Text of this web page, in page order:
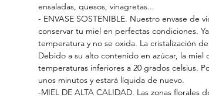
ensaladas, quesos, vinagretas...
- ENVASE SOSTENIBLE. Nuestro envase de
conservar tu miel en perfectas condiciones.
temperatura y no se oxida. La cristalización
Debido a su alto contenido en azúcar, la miel
temperaturas inferiores a 20 grados celsius.
unos minutos y estará líquida de nuevo.
-MIEL DE ALTA CALIDAD. Las zonas florales